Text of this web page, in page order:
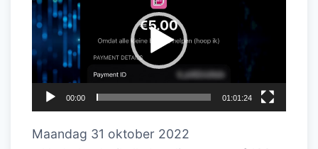
00:00 01:01:24
Maandag 31 oktober 2022